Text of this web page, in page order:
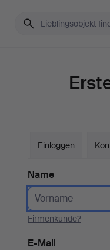
Einloggen
Name
Firmenkunde?
E-Mail